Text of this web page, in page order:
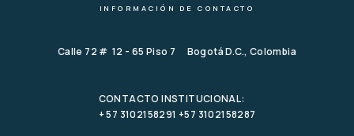
INFORMACIÓN DE CONTACTO
Calle 72 # 12 - 65 Piso 7 Bogotá D.C., Colombia
CONTACTO INSTITUCIONAL:
+ 57 3102158291 +57 3102158287